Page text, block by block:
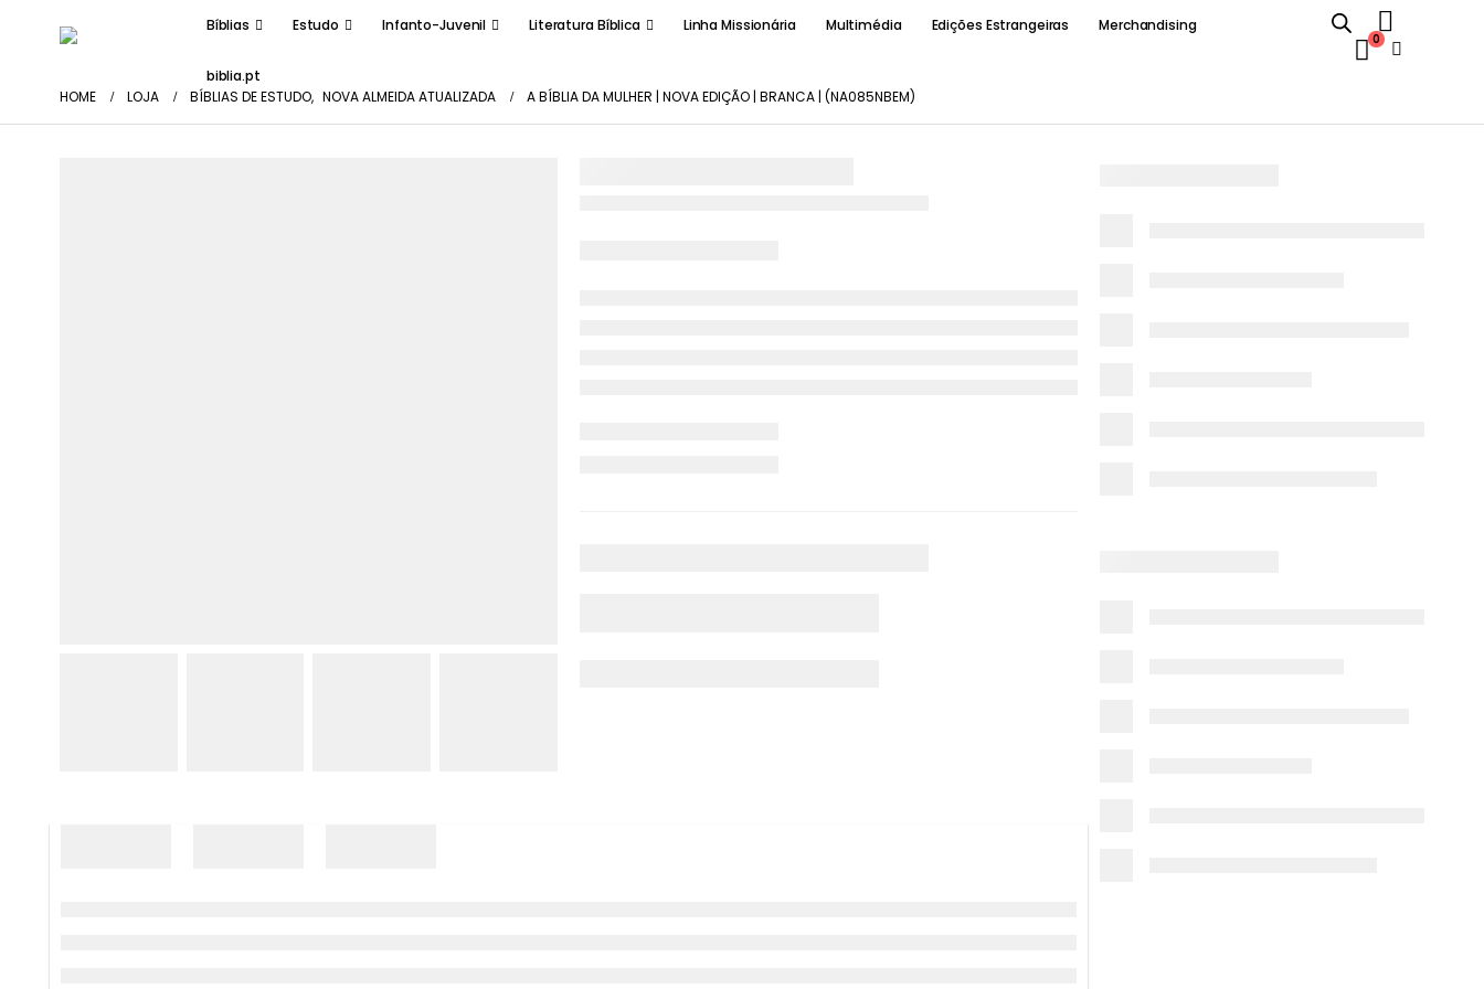
Bíblias Estudo Infanto-Juvenil Literatura Bíblica Linha Missionária Multimédia Edições Estrangeiras Merchandising
biblia.pt
0
HOME LOJA BÍBLIAS DE ESTUDO, NOVA ALMEIDA ATUALIZADA A BÍBLIA DA MULHER | NOVA EDIÇÃO | BRANCA | (NA085NBEM)